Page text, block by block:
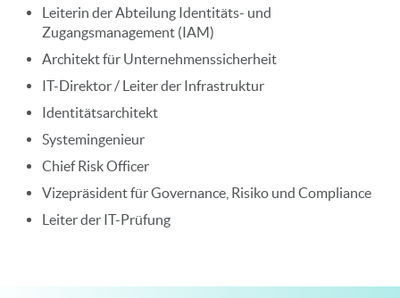
Leiterin der Abteilung Identitäts- und
Zugangsmanagement (IAM)
Architekt für Unternehmenssicherheit
IT-Direktor / Leiter der Infrastruktur
Identitätsarchitekt
Systemingenieur
Chief Risk Officer
Vizepräsident für Governance, Risiko und Compliance
Leiter der IT-Prüfung